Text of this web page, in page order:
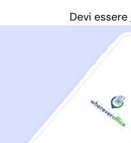
Devi essere